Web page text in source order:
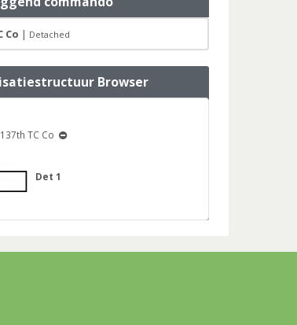
Co | Detached
Browser
TC Co
Det 1